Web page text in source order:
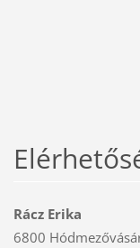
Rácz Erika
6800